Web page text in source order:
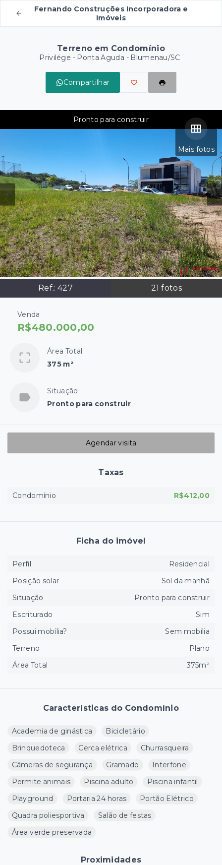
Fernando Construções Incorporadora e
Imóveis
Terreno em Condomínio
Privilége - Ponta Aguda - Blumenau/SC
Compartilhar
Mais fotos
Ref.:427 21 fotos
Pronto para construir
Venda
R$480.000,00
Área Total
375 m²
Situação
Pronto para construir
Características do Condomínio
Academia de ginástica
Bicicletário
Brinquedoteca
Cerca elétrica
Churrasqueira
Câmeras de segurança
Gramado
Interfone
Permite animais
Piscina adulto
Piscina infantil
Playground
Portaria 24 horas
Portão Elétrico
Quadra poliesportiva
Salão de festas
Área verde preservada
Proximidades
Agendar visita
Taxas
Condomínio R$412,00
Ficha do imóvel
Perfil
Residencial
Posição solar
Sol da manhã
Situação
Pronto para construir
Escriturado
Sim
Possui mobília?
Sem mobília
Terreno
Plano
Área Total
375m²